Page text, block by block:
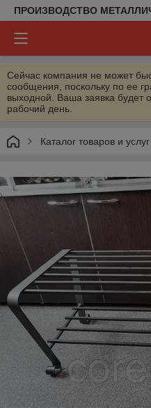
ПРОИЗВОДСТВО
Сейчас компания не может
сообщения, поскольку по ее
выходной. Ваша заявка будет
рабочий день.
Каталог товаров и услуг